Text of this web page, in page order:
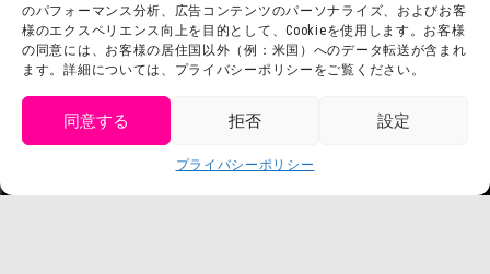
のパフォーマンス分析、広告コンテンツのパーソナライズ、およびお客
様のエクスペリエンス向上を目的として、Cookieを使用します。お客様
の同意には、お客様の居住国以外（例：米国）へのデータ転送が含まれ
ます。詳細については、プライバシーポリシーをご覧ください。
同意する 拒否 設定
プライバシーポリシー